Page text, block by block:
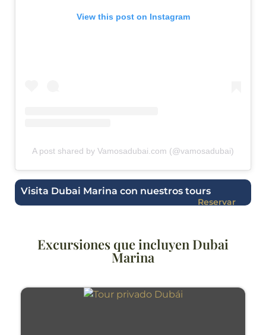
View this post on Instagram
A post shared by Vamosadubai.com (@vamosadubai)
Visita Dubai Marina con nuestros tours
Reservar
Excursiones que incluyen Dubai
Marina